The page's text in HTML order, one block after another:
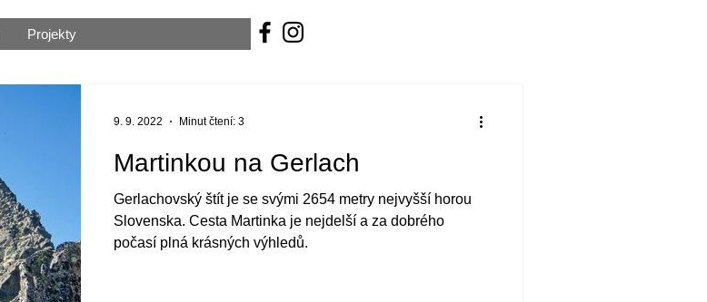
Projekty
Martinkou na Gerlach
Gerlachovský štít je se svými 2654 metry nejvyšší horou
Slovenska. Cesta Martinka je nejdelší a za dobrého
počasí plná krásných výhledů.
9. 9. 2022 Minut čtení: 3